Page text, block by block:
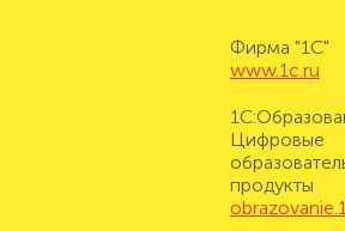
Фирма "1С"
www.1c.ru
Цифровые
продукты